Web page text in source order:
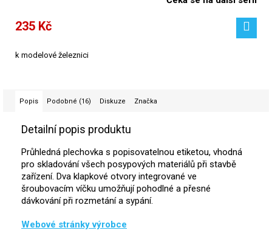
235 Kč
k modelové železnici
Popis Podobné (16) Diskuze Značka
Detailní popis produktu
Průhledná plechovka s popisovatelnou etiketou, vhodná
pro skladování všech posypových materiálů při stavbě
zařízení. Dva klapkové otvory integrované ve
šroubovacím víčku umožňují pohodlné a přesné
dávkování při rozmetání a sypání.
Webové stránky výrobce